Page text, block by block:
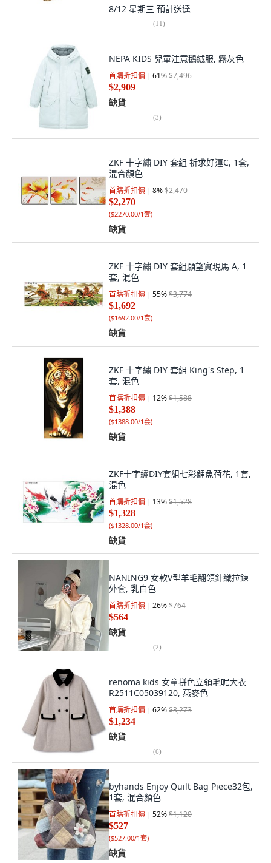
8/12 星期三 預計送達
(11)
NEPA KIDS 兒童注意鵝絨服, 霧灰色
首購折扣價 61%$7,496
$2,909
缺貨
(3)
ZKF 十字繡 DIY 套組 祈求好運C, 1套,
混合顏色
首購折扣價 8%$2,470
$2,270
($2270.00/1套)
缺貨
ZKF 十字繡 DIY 套組願望實現馬 A, 1
套, 混色
首購折扣價 55%$3,774
$1,692
($1692.00/1套)
缺貨
ZKF 十字繡 DIY 套組 King's Step, 1
套, 混色
首購折扣價 12%$1,588
$1,388
($1388.00/1套)
缺貨
ZKF十字繡DIY套組七彩鯉魚荷花, 1套,
混色
首購折扣價 13%$1,528
$1,328
($1328.00/1套)
缺貨
NANING9 女款V型羊毛翻領針織拉鍊
外套, 乳白色
首購折扣價 26%$764
$564
缺貨
(2)
renoma kids 女童拼色立領毛呢大衣
R2511C05039120, 燕麥色
首購折扣價 62%$3,273
$1,234
缺貨
(6)
byhands Enjoy Quilt Bag Piece32包,
1套, 混合顏色
首購折扣價 52%$1,120
$527
($527.00/1套)
缺貨